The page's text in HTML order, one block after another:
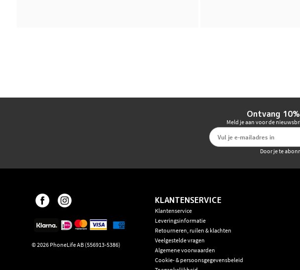
Ontvang
Meld je aan voor de
Door je te
©2026 PhoneLife AB (556913-5386)
KLANTENSERVICE
Klantenservice
Leveringsinformatie
Retourneren, ruilen & klachten
Veelgestelde vragen
Algemene voorwaarden
Cookie- & persoonsgegevensbeleid